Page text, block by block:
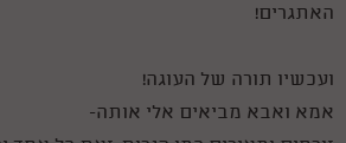
האתגרים!
ועכשיו תורה של העוגה!
אמא ואבא מביאים אלי אותה-